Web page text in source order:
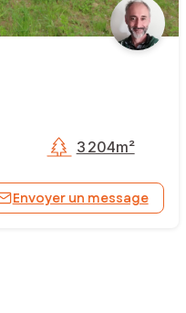
3 204m²
Envoyer un message